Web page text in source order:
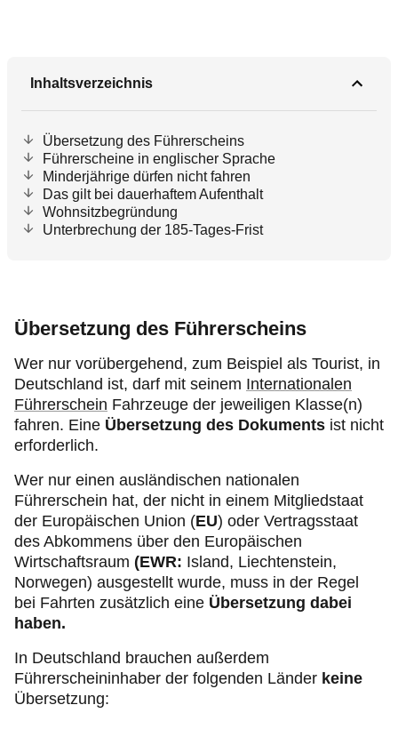
Inhaltsverzeichnis
Übersetzung des Führerscheins
Führerscheine in englischer Sprache
Minderjährige dürfen nicht fahren
Das gilt bei dauerhaftem Aufenthalt
Wohnsitzbegründung
Unterbrechung der 185-Tages-Frist
Übersetzung des Führerscheins
Wer nur vorübergehend, zum Beispiel als Tourist, in
Deutschland ist, darf mit seinem Internationalen
Führerschein Fahrzeuge der jeweiligen Klasse(n)
fahren. Eine Übersetzung des Dokuments ist nicht
erforderlich.
Wer nur einen ausländischen nationalen
Führerschein hat, der nicht in einem Mitgliedstaat
der Europäischen Union (EU) oder Vertragsstaat
des Abkommens über den Europäischen
Wirtschaftsraum (EWR: Island, Liechtenstein,
Norwegen) ausgestellt wurde, muss in der Regel
bei Fahrten zusätzlich eine Übersetzung dabei
haben.
In Deutschland brauchen außerdem
Führerscheininhaber der folgenden Länder keine
Übersetzung: